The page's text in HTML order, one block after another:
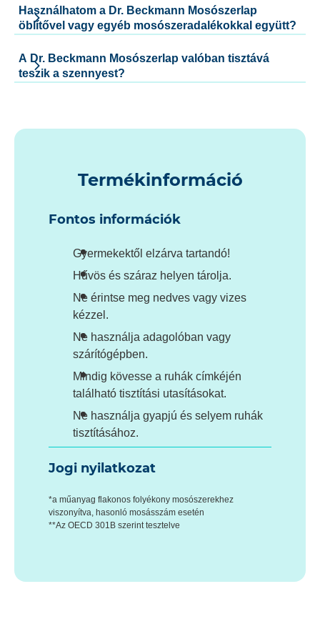
Használhatom a Dr. Beckmann Mosószerlap
öblítővel vagy egyéb mosószeradalékokkal együtt?
A Dr. Beckmann Mosószerlap valóban tisztává
teszik a szennyest?
Termékinformáció
Fontos információk
Gyermekektől elzárva tartandó!
Hűvös és száraz helyen tárolja.
Ne érintse meg nedves vagy vizes
kézzel.
Ne használja adagolóban vagy
szárítógépben.
Mindig kövesse a ruhák címkéjén
található tisztítási utasításokat.
Ne használja gyapjú és selyem ruhák
tisztításához.
Jogi nyilatkozat
*a műanyag flakonos folyékony mosószerekhez
viszonyítva, hasonló mosásszám esetén
**Az OECD 301B szerint tesztelve